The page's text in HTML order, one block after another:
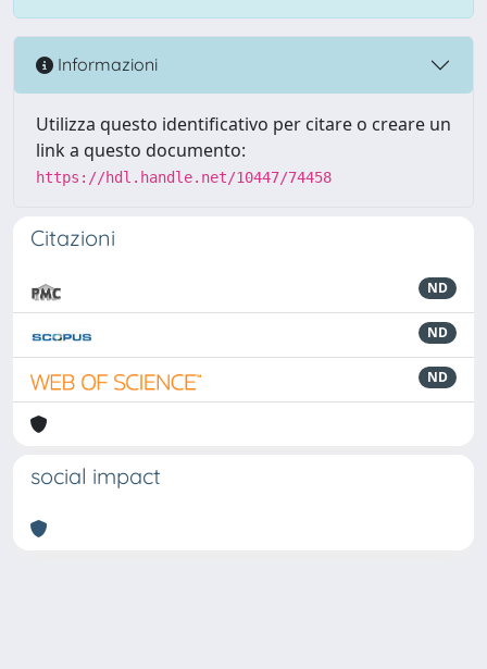
Informazioni
Utilizza questo identificativo per citare o creare un
link a questo documento:
https://hdl.handle.net/10447/74458
Citazioni
ND
ND
ND
social impact